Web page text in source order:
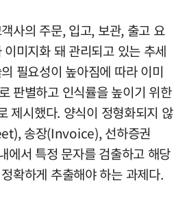
사의 주문, 입고, 보관, 출고 요
미지화 돼 관리되고 있는 추세
필요성이 높아짐에 따라 이미
판별하고 인식률을 높이기 위한
제시했다. 양식이 정형화되지 않
송장(Invoice), 선하증권
에서 특정 문자를 검출하고 해당
확하게 추출해야 하는 과제다.